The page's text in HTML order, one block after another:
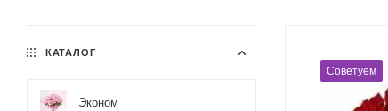
Советуем
КАТАЛОГ
Эконом